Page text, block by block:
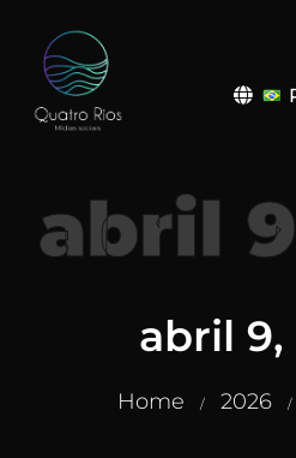
abril
abril 9,
Home / 2026 /